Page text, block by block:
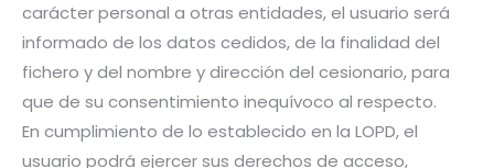
carácter personal a otras entidades, el usuario será
informado de los datos cedidos, de la finalidad del
fichero y del nombre y dirección del cesionario, para
que de su consentimiento inequívoco al respecto.
En cumplimiento de lo establecido en la LOPD, el
usuario podrá ejercer sus derechos de acceso,